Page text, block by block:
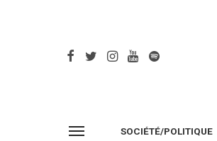
SOCIÉTÉ/POLITIQUE